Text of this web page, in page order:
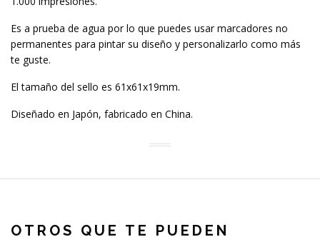
Es a prueba de agua por lo que puedes usar marcadores no
permanentes para pintar su diseño y personalizarlo como más
te guste.
El tamaño del sello es 61x61x19mm.
Diseñado en Japón, fabricado en China.
OTROS QUE TE PUEDEN